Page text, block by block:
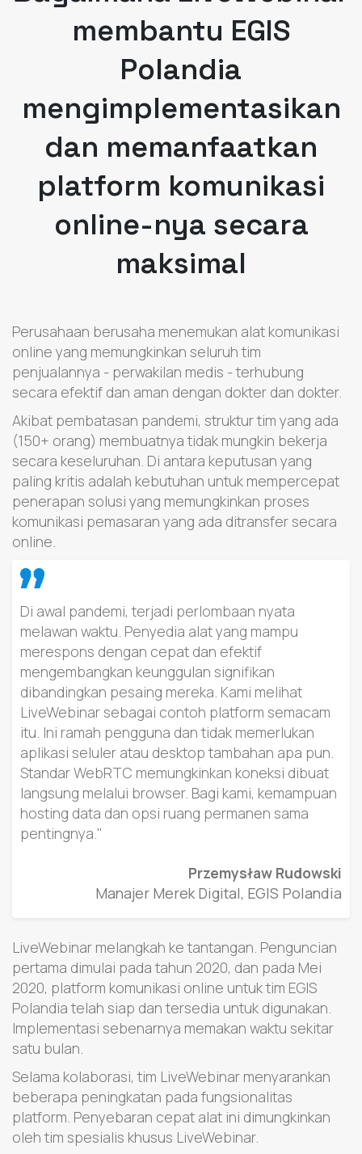
membantu EGIS
Polandia
mengimplementasikan
dan memanfaatkan
platform komunikasi
online-nya secara
maksimal
Perusahaan berusaha menemukan alat komunikasi
online yang memungkinkan seluruh tim
penjualannya - perwakilan medis - terhubung
secara efektif dan aman dengan dokter dan dokter.
Akibat pembatasan pandemi, struktur tim yang ada
(150+ orang) membuatnya tidak mungkin bekerja
secara keseluruhan. Di antara keputusan yang
paling kritis adalah kebutuhan untuk mempercepat
penerapan solusi yang memungkinkan proses
komunikasi pemasaran yang ada ditransfer secara
online.
Di awal pandemi, terjadi perlombaan nyata
melawan waktu. Penyedia alat yang mampu
merespons dengan cepat dan efektif
mengembangkan keunggulan signifikan
dibandingkan pesaing mereka. Kami melihat
LiveWebinar sebagai contoh platform semacam
itu. Ini ramah pengguna dan tidak memerlukan
aplikasi seluler atau desktop tambahan apa pun.
Standar WebRTC memungkinkan koneksi dibuat
langsung melalui browser. Bagi kami, kemampuan
hosting data dan opsi ruang permanen sama
pentingnya."
Przemysław Rudowski
Manajer Merek Digital, EGIS Polandia
LiveWebinar melangkah ke tantangan. Penguncian
pertama dimulai pada tahun 2020, dan pada Mei
2020, platform komunikasi online untuk tim EGIS
Polandia telah siap dan tersedia untuk digunakan.
Implementasi sebenarnya memakan waktu sekitar
satu bulan.
Selama kolaborasi, tim LiveWebinar menyarankan
beberapa peningkatan pada fungsionalitas
platform. Penyebaran cepat alat ini dimungkinkan
oleh tim spesialis khusus LiveWebinar.